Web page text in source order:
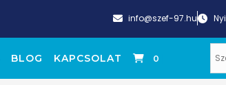
info@szef-97.hu
BLOG KAPCSOLAT 0